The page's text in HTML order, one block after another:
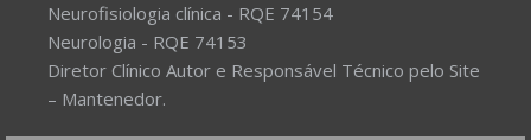
Neurofisiologia clínica - RQE 74154
Neurologia - RQE 74153
Diretor Clínico Autor e Responsável Técnico pelo Site
– Mantenedor.